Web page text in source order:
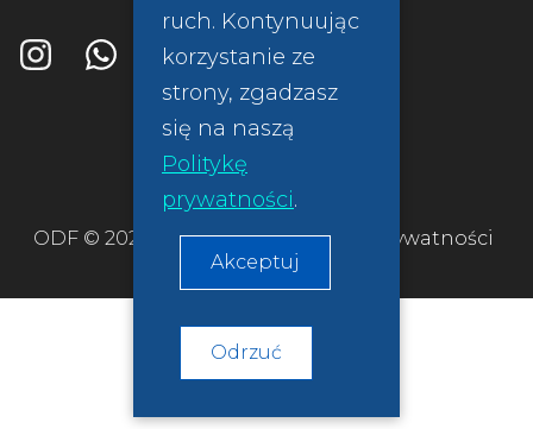
ODF © 2026 Polityka prywatności
ruch. Kontynuując
korzystanie ze
strony, zgadzasz
się na naszą
Politykę
prywatności.
Akceptuj
Odrzuć